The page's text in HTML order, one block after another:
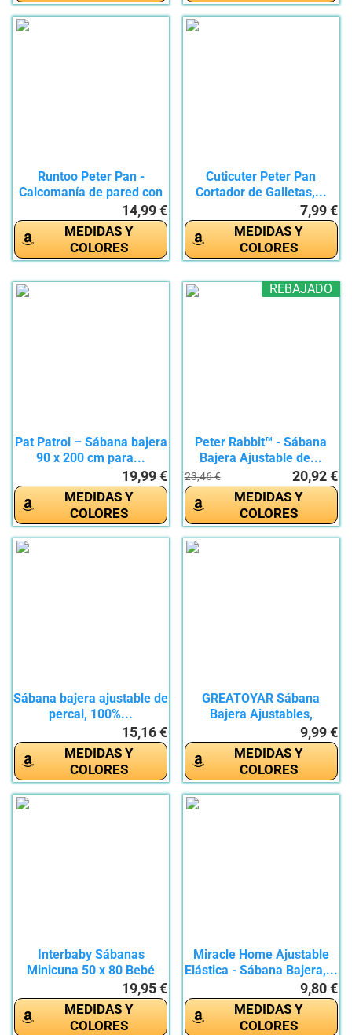
Runtoo Peter Pan -
Calcomanía de pared con
14,99 €
MEDIDAS Y
COLORES
Cuticuter Peter Pan
Cortador de Galletas,...
7,99 €
MEDIDAS Y
COLORES
Pat Patrol – Sábana bajera
90 x 200 cm para...
19,99 €
MEDIDAS Y
COLORES
REBAJADO
Peter Rabbit™ - Sábana
Bajera Ajustable de...
23,46 € 20,92 €
MEDIDAS Y
COLORES
Sábana bajera ajustable de
percal, 100%...
15,16 €
MEDIDAS Y
COLORES
GREATOYAR Sábana
Bajera Ajustables,
9,99 €
MEDIDAS Y
COLORES
Interbaby Sábanas
Minicuna 50 x 80 Bebé
19,95 €
MEDIDAS Y
COLORES
Miracle Home Ajustable
Elástica - Sábana Bajera,...
9,80 €
MEDIDAS Y
COLORES